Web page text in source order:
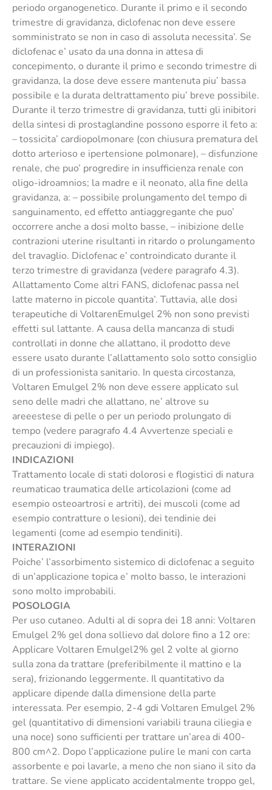
periodo organogenetico. Durante il primo e il secondo
trimestre di gravidanza, diclofenac non deve essere
somministrato se non in caso di assoluta necessita’. Se
diclofenac e’ usato da una donna in attesa di
concepimento, o durante il primo e secondo trimestre di
gravidanza, la dose deve essere mantenuta piu’ bassa
possibile e la durata deltrattamento piu’ breve possibile.
Durante il terzo trimestre di gravidanza, tutti gli inibitori
della sintesi di prostaglandine possono esporre il feto a:
– tossicita’ cardiopolmonare (con chiusura prematura del
dotto arterioso e ipertensione polmonare), – disfunzione
renale, che puo’ progredire in insufficienza renale con
oligo-idroamnios; la madre e il neonato, alla fine della
gravidanza, a: – possibile prolungamento del tempo di
sanguinamento, ed effetto antiaggregante che puo’
occorrere anche a dosi molto basse, – inibizione delle
contrazioni uterine risultanti in ritardo o prolungamento
del travaglio. Diclofenac e’ controindicato durante il
terzo trimestre di gravidanza (vedere paragrafo 4.3).
Allattamento Come altri FANS, diclofenac passa nel
latte materno in piccole quantita’. Tuttavia, alle dosi
terapeutiche di VoltarenEmulgel 2% non sono previsti
effetti sul lattante. A causa della mancanza di studi
controllati in donne che allattano, il prodotto deve
essere usato durante l’allattamento solo sotto consiglio
di un professionista sanitario. In questa circostanza,
Voltaren Emulgel 2% non deve essere applicato sul
seno delle madri che allattano, ne’ altrove su
areeestese di pelle o per un periodo prolungato di
tempo (vedere paragrafo 4.4 Avvertenze speciali e
precauzioni di impiego).
INDICAZIONI
Trattamento locale di stati dolorosi e flogistici di natura
reumaticao traumatica delle articolazioni (come ad
esempio osteoartrosi e artriti), dei muscoli (come ad
esempio contratture o lesioni), dei tendinie dei
legamenti (come ad esempio tendiniti).
INTERAZIONI
Poiche’ l’assorbimento sistemico di diclofenac a seguito
di un’applicazione topica e’ molto basso, le interazioni
sono molto improbabili.
POSOLOGIA
Per uso cutaneo. Adulti al di sopra dei 18 anni: Voltaren
Emulgel 2% gel dona sollievo dal dolore fino a 12 ore:
Applicare Voltaren Emulgel2% gel 2 volte al giorno
sulla zona da trattare (preferibilmente il mattino e la
sera), frizionando leggermente. Il quantitativo da
applicare dipende dalla dimensione della parte
interessata. Per esempio, 2-4 gdi Voltaren Emulgel 2%
gel (quantitativo di dimensioni variabili trauna ciliegia e
una noce) sono sufficienti per trattare un’area di 400-
800 cm^2. Dopo l’applicazione pulire le mani con carta
assorbente e poi lavarle, a meno che non siano il sito da
trattare. Se viene applicato accidentalmente troppo gel,